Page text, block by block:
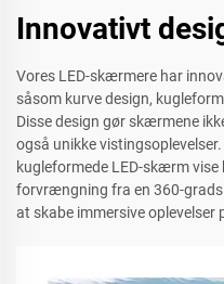
Innovativt
Vores LED-skærmere har
såsom kurve design,
Disse design gør skærmene
også unikke
kugleformede LED-skærm
forvrængning fra en 360-grads
at skabe immersive oplevelser